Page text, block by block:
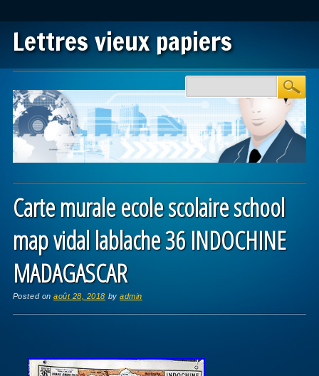
Lettres vieux papiers
Main menu
Carte murale ecole scolaire school
map vidal lablache 36 INDOCHINE
MADAGASCAR
Posted onaoût 28, 2018 byadmin